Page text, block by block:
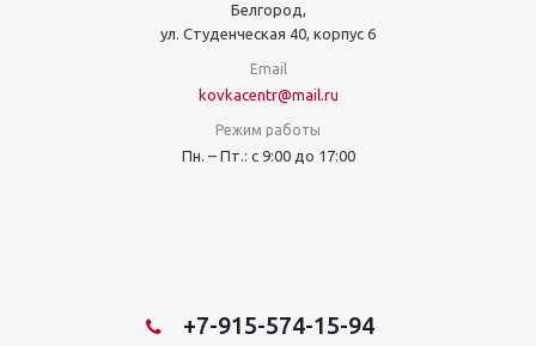
Белгород,
ул. Студенческая 40, корпус 6
Email
kovkacentr@mail.ru
Режим работы
Пн. – Пт.: с 9:00 до 17:00
+7-915-574-15-94